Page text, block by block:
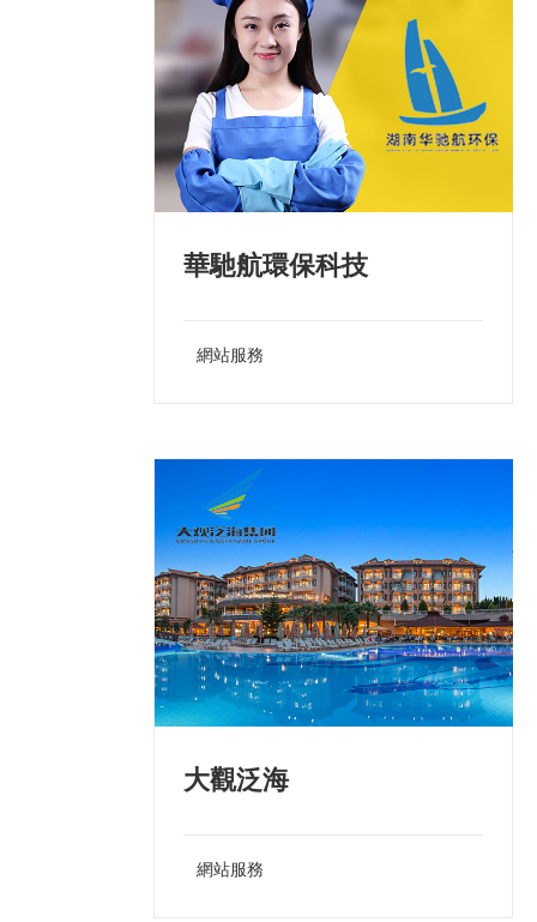
華馳航環保科技
網站服務
大觀泛海
網站服務